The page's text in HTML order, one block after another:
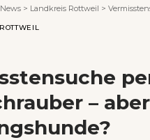
> Landkreis Rottweil > Vermisstensuche per
–